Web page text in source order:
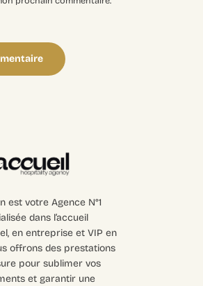
est votre Agence N°1
dans l’accueil
en entreprise et VIP en
offrons des prestations
pour sublimer vos
et garantir une